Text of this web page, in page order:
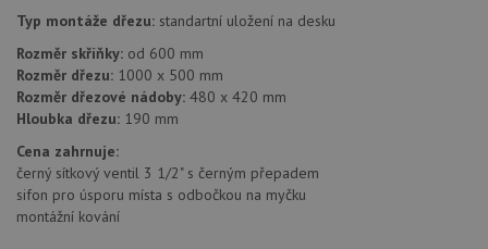
Typ montáže dřezu: standartní uložení na desku
Rozměr skříňky: od 600 mm
Rozměr dřezu: 1000 x 500 mm
Rozměr dřezové nádoby: 480 x 420 mm
Hloubka dřezu: 190 mm
Cena zahrnuje:
černý sítkový ventil 3 1/2" s černým přepadem
sifon pro úsporu místa s odbočkou na myčku
montážní kování